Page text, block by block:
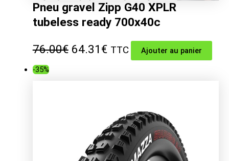
Pneu gravel Zipp G40 XPLR
tubeless ready 700x40c
76.00€ Le
76.00€.
64.31 €Le
64.31€.
TTC Ajouter au panier
-35%